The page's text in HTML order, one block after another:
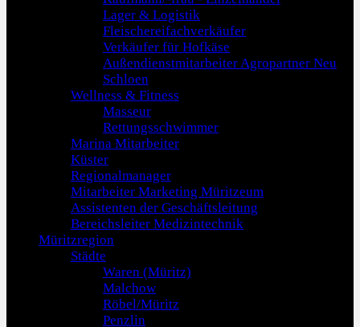
Lager & Logistik
Fleischereifachverkäufer
Verkäufer für Hofkäse
Außendienstmitarbeiter Agropartner Neu
Schloen
Wellness & Fitness
Masseur
Rettungsschwimmer
Marina Mitarbeiter
Küster
Regionalmanager
Mitarbeiter Marketing Müritzeum
Assistenten der Geschäftsleitung
Bereichsleiter Medizintechnik
Müritzregion
Städte
Waren (Müritz)
Malchow
Röbel/Müritz
Penzlin